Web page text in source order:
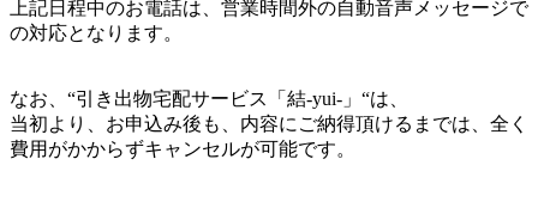
上記日程中のお電話は、営業時間外の自動音声メッセージで
の対応となります。
なお、“引き出物宅配サービス「結-yui-」“は、
当初より、お申込み後も、内容にご納得頂けるまでは、全く
費用がかからずキャンセルが可能です。